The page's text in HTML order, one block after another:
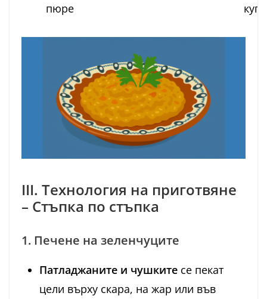
пюре
III. Технология на приготвяне
– Стъпка по стъпка
1. Печене на зеленчуците
Патладжаните и чушките се пекат
цели върху скара, на жар или във